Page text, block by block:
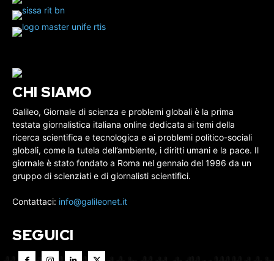
CHI SIAMO
Galileo, Giornale di scienza e problemi globali è la prima
testata giornalistica italiana online dedicata ai temi della
ricerca scientifica e tecnologica e ai problemi politico-sociali
globali, come la tutela dell’ambiente, i diritti umani e la pace. Il
giornale è stato fondato a Roma nel gennaio del 1996 da un
gruppo di scienziati e di giornalisti scientifici.
Contattaci: info@galileonet.it
SEGUICI